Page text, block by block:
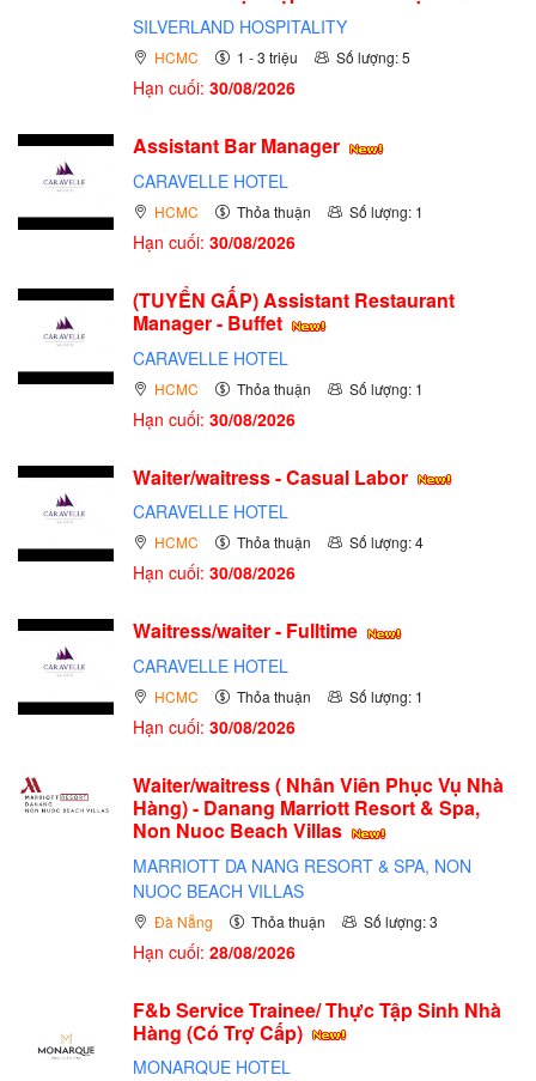
SILVERLAND HOSPITALITY
HCMC 1 - 3 triệu Số lượng: 5
Hạn cuối: 30/08/2026
Assistant Bar Manager
CARAVELLE HOTEL
HCMC Thỏa thuận Số lượng: 1
Hạn cuối: 30/08/2026
(TUYỂN GẤP)Assistant Restaurant
Manager - Buffet
CARAVELLE HOTEL
HCMC Thỏa thuận Số lượng: 1
Hạn cuối: 30/08/2026
Waiter/waitress - Casual Labor
CARAVELLE HOTEL
HCMC Thỏa thuận Số lượng: 4
Hạn cuối: 30/08/2026
Waitress/waiter - Fulltime
CARAVELLE HOTEL
HCMC Thỏa thuận Số lượng: 1
Hạn cuối: 30/08/2026
Waiter/waitress ( Nhân Viên Phục Vụ Nhà
Hàng) - Danang Marriott Resort & Spa,
Non Nuoc Beach Villas
MARRIOTT DA NANG RESORT & SPA, NON
NUOC BEACH VILLAS
Đà Nẵng Thỏa thuận Số lượng: 3
Hạn cuối: 28/08/2026
F&b Service Trainee/ Thực Tập Sinh Nhà
Hàng (Có Trợ Cấp)
MONARQUE HOTEL